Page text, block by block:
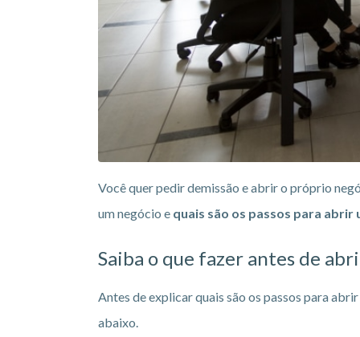
Você quer pedir demissão e abrir o próprio
um negócio e quais são os passos para abrir
Saiba o que fazer antes de
Antes de explicar quais são os passos para
abaixo.